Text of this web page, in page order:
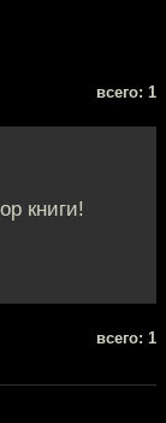
всего: 1
книги!
всего: 1